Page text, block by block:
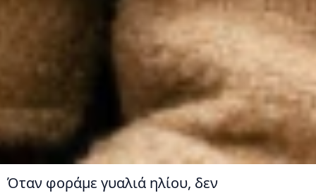
Όταν φοράμε γυαλιά ηλίου, δεν